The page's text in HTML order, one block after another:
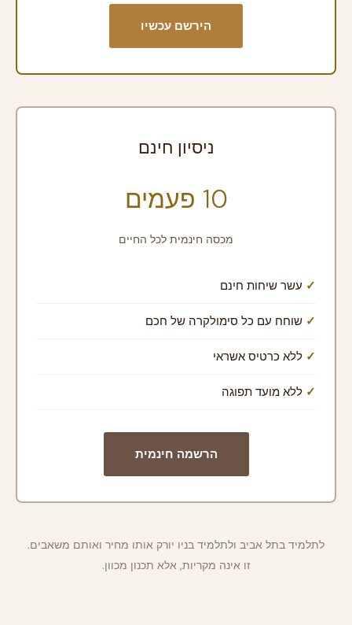
הירשם עכשיו
ניסיון חינם
10 פעמים
מכסה חינמית לכל החיים
עשר שיחות חינם
שוחח עם כל סימולקרה של חכם
ללא כרטיס אשראי
ללא מועד תפוגה
הרשמה חינמית
לתלמיד בתל אביב ולתלמיד בניו יורק אותו מחיר ואותם משאבים.
זו אינה מקריות, אלא תכנון מכוון.